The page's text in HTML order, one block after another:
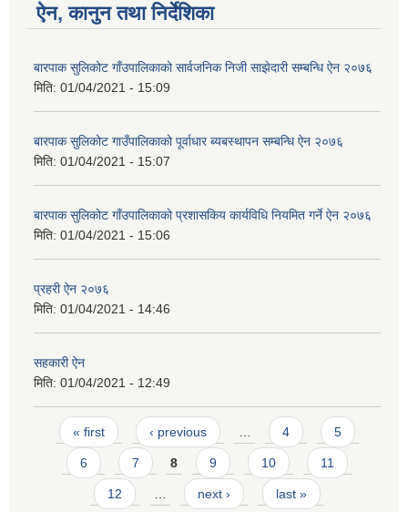
ऐन, कानुन तथा निर्देशिका
बारपाक सुलिकोट गाँउपालिकाको सार्वजनिक निजी साझेदारी सम्बन्धि ऐन २०७६
मिति: 01/04/2021 - 15:09
बारपाक सुलिकोट गाउँपालिकाको पूर्वाधार ब्यबस्थापन सम्बन्धि ऐन २०७६
मिति: 01/04/2021 - 15:07
बारपाक सुलिकोट गाँउपालिकाको प्रशासकिय कार्यविधि नियमित गर्ने ऐन २०७६
मिति: 01/04/2021 - 15:06
प्रहरी ऐन २०७६
मिति: 01/04/2021 - 14:46
सहकारी ऐन
मिति: 01/04/2021 - 12:49
Pages
« first ‹ previous 4 5
6 7 8 9 10 11
12 next › last »